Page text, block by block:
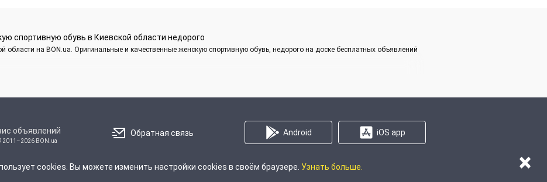
cookies. Вы можете изменить настройки cookies в своём браузере. Узнать больше. ×
спортивную обувь в Киевской области недорого
области на BON.ua. Оригинальные и качественные женскую спортивную обувь, недорого на доске бесплатных объявлений
объявлений
2011–2026 BON.ua
Обратная связь Android iOS app
Про НасПравилаПолитика конфиденциальностиРеклама на сайтеКарта регионов